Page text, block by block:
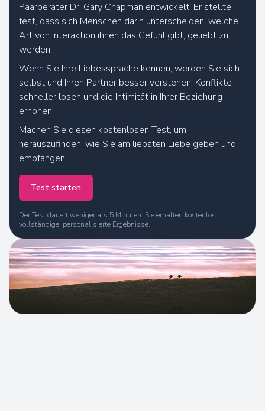
Paarberater Dr. Gary Chapman entwickelt. Er stellte
fest, dass sich Menschen darin unterscheiden, welche
Art von Interaktion ihnen das Gefühl gibt, geliebt zu
werden.
Wenn Sie Ihre Liebessprache kennen, werden Sie sich
selbst und Ihren Partner besser verstehen, Konflikte
schneller lösen und die Intimität in Ihrer Beziehung
erhöhen.
Machen Sie diesen kostenlosen Test, um
herauszufinden, wie Sie am liebsten Liebe geben und
empfangen.
Test starten
Der Test dauert weniger als 5 Minuten. Sie erhalten kostenlos
vollständige, personalisierte Ergebnisse.
Wir berechnen Ihre Ergebnisse